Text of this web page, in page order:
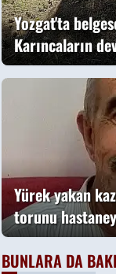
Yozgat'ta
Karıncaların
büyüledi
Yürek yakan
torunu
BUNLARA DA